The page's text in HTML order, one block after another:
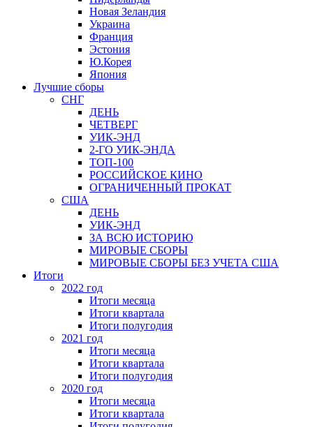
Новая Зеландия
Украина
Франция
Эстония
Ю.Корея
Япония
Лучшие сборы
СНГ
ДЕНЬ
ЧЕТВЕРГ
УИК-ЭНД
2-ГО УИК-ЭНДА
ТОП-100
РОССИЙСКОЕ КИНО
ОГРАНИЧЕННЫЙ ПРОКАТ
США
ДЕНЬ
УИК-ЭНД
ЗА ВСЮ ИСТОРИЮ
МИРОВЫЕ СБОРЫ
МИРОВЫЕ СБОРЫ БЕЗ УЧЕТА США
Итоги
2022 год
Итоги месяца
Итоги квартала
Итоги полугодия
2021 год
Итоги месяца
Итоги квартала
Итоги полугодия
2020 год
Итоги месяца
Итоги квартала